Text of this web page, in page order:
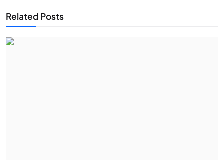
Related Posts